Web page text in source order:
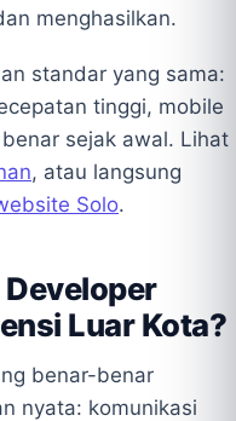
menghasilkan.
standar yang sama:
tinggi, mobile
sejak awal. Lihat
, atau langsung
Solo.
Developer
Luar Kota?
benar-benar
nyata: komunikasi